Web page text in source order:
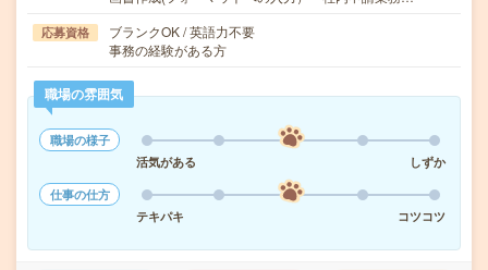
応募資格
ブランクOK / 英語力不要
事務の経験がある方
職場の雰囲気
職場の様子
活気がある
しずか
仕事の仕方
テキパキ
コツコツ